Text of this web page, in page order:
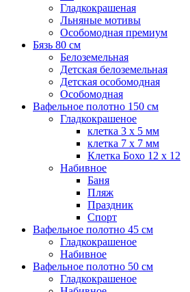
Гладкокрашеная
Льняные мотивы
Особомодная премиум
Бязь 80 см
Белоземельная
Детская белоземельная
Детская особомодная
Особомодная
Вафельное полотно 150 см
Гладкокрашеное
клетка 3 х 5 мм
клетка 7 х 7 мм
Клетка Бохо 12 x 12
Набивное
Баня
Пляж
Праздник
Спорт
Вафельное полотно 45 см
Гладкокрашеное
Набивное
Вафельное полотно 50 см
Гладкокрашеное